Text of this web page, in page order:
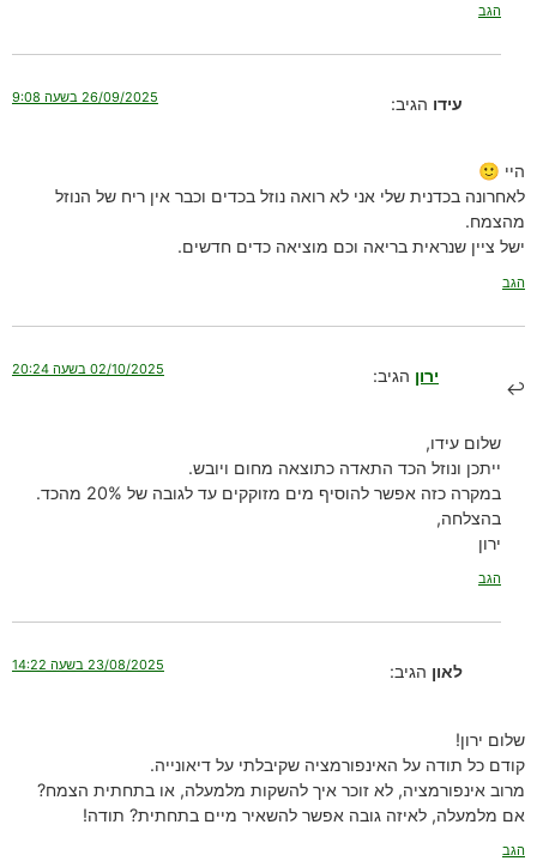
הגב
עידו הגיב: 26/09/2025 בשעה 9:08
היי 🙂
לאחרונה בכדנית שלי אני לא רואה נוזל בכדים וכבר אין ריח של הנוזל
מהצמח.
ישל ציין שנראית בריאה וכם מוציאה כדים חדשים.
הגב
ירון הגיב: 02/10/2025 בשעה 20:24
שלום עידו,
ייתכן ונוזל הכד התאדה כתוצאה מחום ויובש.
במקרה כזה אפשר להוסיף מים מזוקקים עד לגובה של 20% מהכד.
בהצלחה,
ירון
הגב
לאון הגיב: 23/08/2025 בשעה 14:22
שלום ירון!
קודם כל תודה על האינפורמציה שקיבלתי על דיאונייה.
מרוב אינפורמציה, לא זוכר איך להשקות מלמעלה, או בתחתית הצמח?
אם מלמעלה, לאיזה גובה אפשר להשאיר מיים בתחתית? תודה!
הגב